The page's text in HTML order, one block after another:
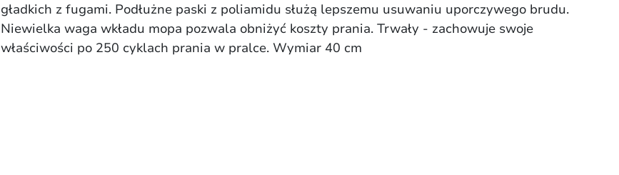
gładkich z fugami. Podłużne paski z poliamidu służą lepszemu usuwaniu uporczywego brudu.
Niewielka waga wkładu mopa pozwala obniżyć koszty prania. Trwały - zachowuje swoje
właściwości po 250 cyklach prania w pralce. Wymiar 40 cm